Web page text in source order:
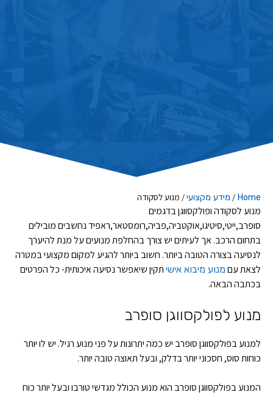
Home
/ מידע מקצועי/ מנוע לסקודה
מנוע לסקודה ופולקסווגן בדגמים
סופרב,ייטי,סיטיגו,אוקטביה,פביה,רומסטאר,ראפיד נחשבים מובילים
בתחום הרכב. אך לעיתים יש צורך בהחלפת מנועים על מנת להיערך
לנסיעה בצורה הטובה ביותר. חשוב ביותר להגיע למקום מקצועי במטרה
לצאת עםמנוע מיבוא אישי תקין שיאפשר נסיעה איכותית- כל הפרטים
בכתבה הבאה.
מנוע לפולקסווגן סופרב
למנוע בפולקסווגן סופרב יש כמה יתרונות על פני מנוע רגיל. יש לו יותר
כוחות סוס, חסכוני יותר בדלק, ובעל תאוצה טובה יותר.
המנוע בפולקסווגן סופרב הוא מנוע הכולל מגדשי טורבו ובעל יותר כוח